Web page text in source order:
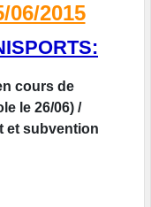
06/2015
cours de
le 26/06) /
et subvention